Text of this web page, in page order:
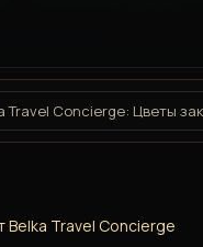
Travel Concierge: Цветы
Belka Travel Concierge